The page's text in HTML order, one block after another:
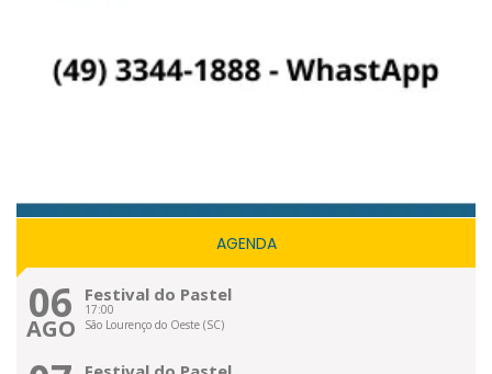
AGENDA
06
AGO
Festival do Pastel
17:00
São Lourenço do Oeste (SC)